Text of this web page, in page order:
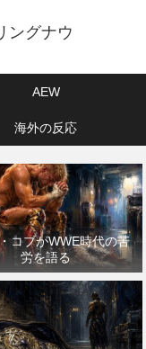
ングナウ
AEW
海外の反応
コブがWWE時代の苦
労を語る